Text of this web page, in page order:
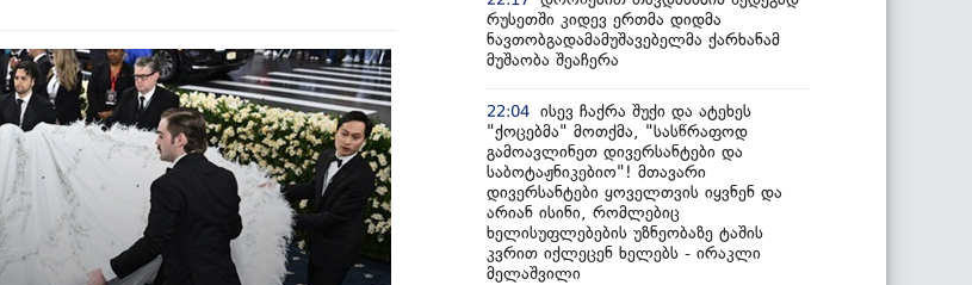
რუსეთში კიდევ ერთმა დიდმა
ნავთობგადამამუშავებელმა ქარხანამ
მუშაობა შეაჩერა
22:04 ისევ ჩაქრა შუქი და ატეხეს
"ქოცებმა" მოთქმა, "სასწრაფოდ
გამოავლინეთ დივერსანტები და
საბოტაჟნიკებიო"! მთავარი
დივერსანტები ყოველთვის იყვნენ და
არიან ისინი, რომლებიც
ხელისუფლებების უზნეობაზე ტაშის
კვრით იქლეცენ ხელებს - ირაკლი
მელაშვილი